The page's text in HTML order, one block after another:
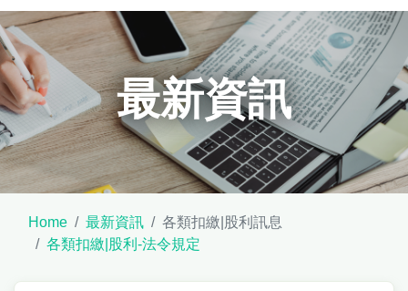
最新資訊
Home 最新資訊
各類扣繳|股利訊息
各類扣繳|股利-法令規定